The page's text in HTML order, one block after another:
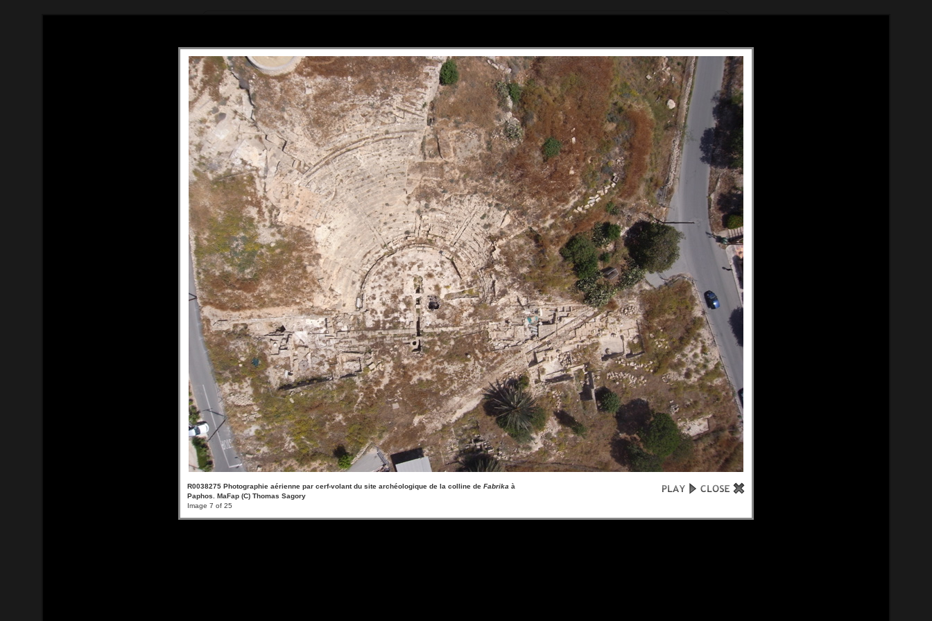
Home Articles Galerie photos Méthode À propos
Tous droits réservés (c) Thomas Sagory
Contact : thomas[at]du-ciel.com - 06 61 44 01 47
Social Widgetspowered byAB-WebLog.com.
R0038275 Photographie aérienne par cerf-volant du site archéologique de la colline de Fabrika à
Paphos. MaFap (C) Thomas Sagory
Image 7 of 25